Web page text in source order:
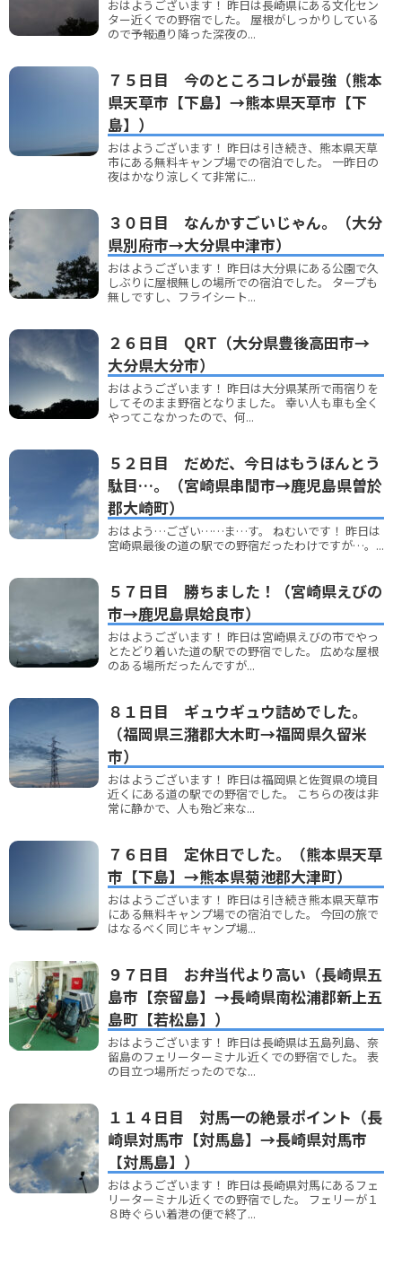
おはようございます！ 昨日は長崎県にある文化セン
ター近くでの野宿でした。 屋根がしっかりしている
ので予報通り降った深夜の...
７５日目 今のところコレが最強（熊本
県天草市【下島】→熊本県天草市【下
島】）
おはようございます！ 昨日は引き続き、熊本県天草
市にある無料キャンプ場での宿泊でした。 一昨日の
夜はかなり涼しくて非常に...
３０日目 なんかすごいじゃん。（大分
県別府市→大分県中津市）
おはようございます！ 昨日は大分県にある公園で久
しぶりに屋根無しの場所での宿泊でした。 タープも
無しですし、フライシート...
２６日目 QRT（大分県豊後高田市→
大分県大分市）
おはようございます！ 昨日は大分県某所で雨宿りを
してそのまま野宿となりました。 幸い人も車も全く
やってこなかったので、何...
５２日目 だめだ、今日はもうほんとう
駄目…。（宮崎県串間市→鹿児島県曽於
郡大崎町）
おはよう…ござい……ま…す。 ねむいです！ 昨日は
宮崎県最後の道の駅での野宿だったわけですが…。...
５７日目 勝ちました！（宮崎県えびの
市→鹿児島県姶良市）
おはようございます！ 昨日は宮崎県えびの市でやっ
とたどり着いた道の駅での野宿でした。 広めな屋根
のある場所だったんですが...
８１日目 ギュウギュウ詰めでした。
（福岡県三潴郡大木町→福岡県久留米
市）
おはようございます！ 昨日は福岡県と佐賀県の境目
近くにある道の駅での野宿でした。 こちらの夜は非
常に静かで、人も殆ど来な...
７６日目 定休日でした。（熊本県天草
市【下島】→熊本県菊池郡大津町）
おはようございます！ 昨日は引き続き熊本県天草市
にある無料キャンプ場での宿泊でした。 今回の旅で
はなるべく同じキャンプ場...
９７日目 お弁当代より高い（長崎県五
島市【奈留島】→長崎県南松浦郡新上五
島町【若松島】）
おはようございます！ 昨日は長崎県は五島列島、奈
留島のフェリーターミナル近くでの野宿でした。 表
の目立つ場所だったのでな...
１１４日目 対馬一の絶景ポイント（長
崎県対馬市【対馬島】→長崎県対馬市
【対馬島】）
おはようございます！ 昨日は長崎県対馬にあるフェ
リーターミナル近くでの野宿でした。 フェリーが１
８時ぐらい着港の便で終了...